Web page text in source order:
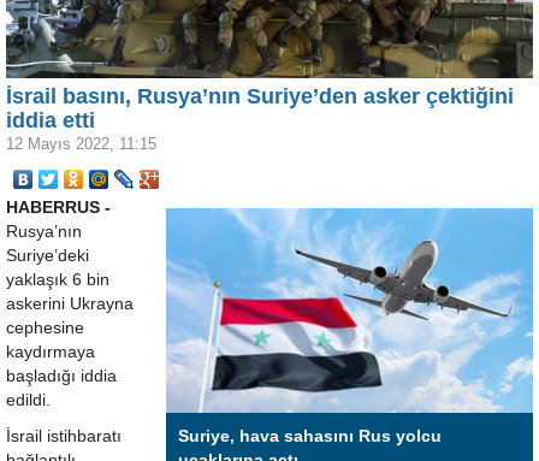
İsrail basını, Rusya’nın Suriye’den asker çektiğini
iddia etti
12 Mayıs 2022, 11:15
Suriye, hava sahasını Rus yolcu
HABERRUS -
Rusya’nın
Suriye’deki
yaklaşık 6 bin
askerini Ukrayna
cephesine
kaydırmaya
başladığı iddia
edildi.
İsrail istihbaratı